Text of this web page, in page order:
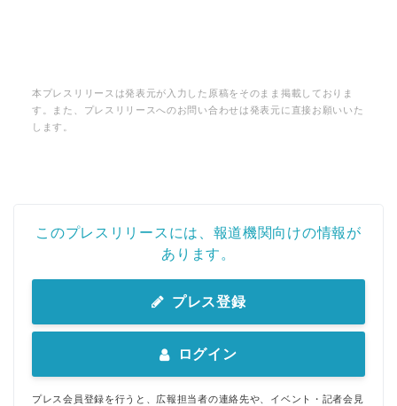
本プレスリリースは発表元が入力した原稿をそのまま掲載しておりま
す。また、プレスリリースへのお問い合わせは発表元に直接お願いいた
します。
このプレスリリースには、報道機関向けの情報が
あります。
プレス登録
ログイン
プレス会員登録を行うと、広報担当者の連絡先や、イベント・記者会見